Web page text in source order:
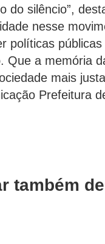
do silêncio”,
nesse
políticas
Que a memória
mais
Prefeitura
também